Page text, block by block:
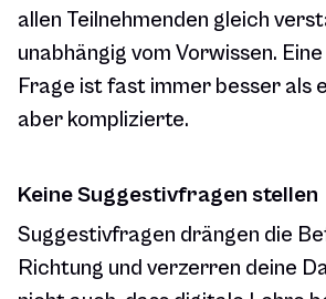
allen Teilnehmenden gleich
unabhängig vom Vorwissen.
Frage ist fast immer besser als
aber komplizierte.
Keine Suggestivfragen stellen
Suggestivfragen drängen die
Richtung und verzerren deine